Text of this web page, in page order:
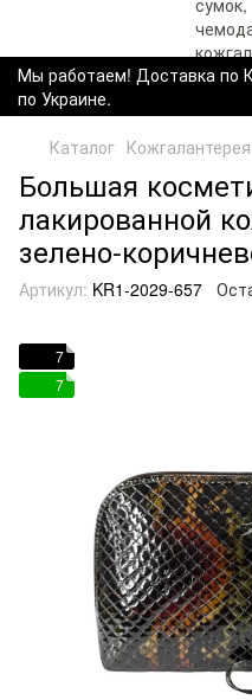
Мы работаем! Доставка по
по Украине.
Каталог Кожгалантерея
Большая
лакированной
зелено-
Артикул: KR1-2029-657
7
7